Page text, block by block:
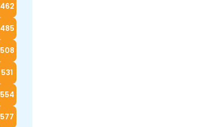
462
485
508
531
554
577